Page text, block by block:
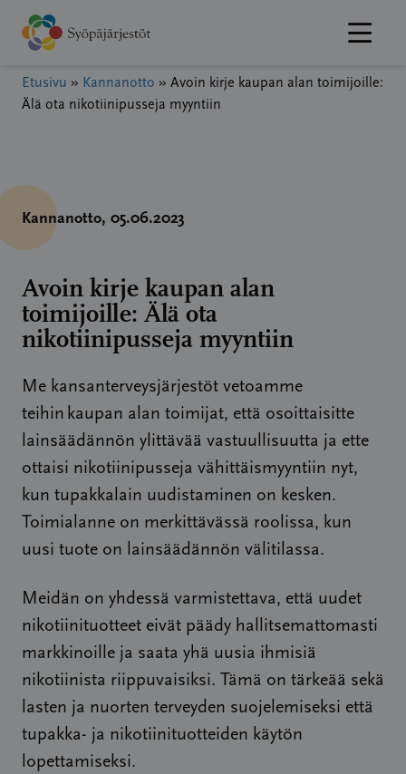
Hyppää
sisältöön
Etusivu » Kannanotto » Avoin kirje kaupan alan toimijoille:
Älä ota nikotiinipusseja myyntiin
Kannanotto, 05.06.2023
Avoin kirje kaupan alan
toimijoille: Älä ota
nikotiinipusseja myyntiin
Me kansanterveysjärjestöt vetoamme
teihin kaupan alan toimijat, että osoittaisitte
lainsäädännön ylittävää vastuullisuutta ja ette
ottaisi nikotiinipusseja vähittäismyyntiin nyt,
kun tupakkalain uudistaminen on kesken.
Toimialanne on merkittävässä roolissa, kun
uusi tuote on lainsäädännön välitilassa.
Meidän on yhdessä varmistettava, että uudet
nikotiinituotteet eivät päädy hallitsemattomasti
markkinoille ja saata yhä uusia ihmisiä
nikotiinista riippuvaisiksi. Tämä on tärkeää sekä
lasten ja nuorten terveyden suojelemiseksi että
tupakka- ja nikotiinituotteiden käytön
lopettamiseksi.